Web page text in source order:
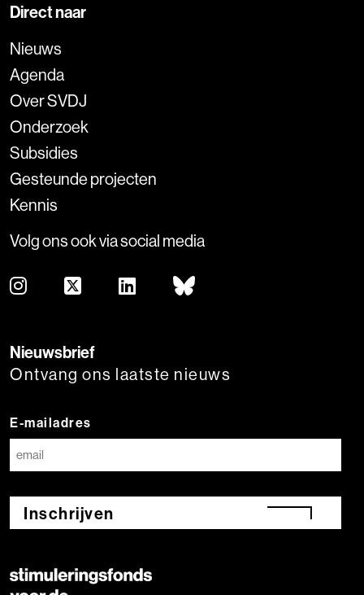
Direct naar
Nieuws
Agenda
Over SVDJ
Onderzoek
Subsidies
Gesteunde projecten
Kennis
Volg ons ook via social media
Nieuwsbrief
Ontvang ons laatste nieuws
E-mailadres
Inschrijven